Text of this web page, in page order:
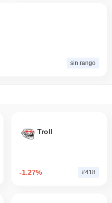
ha guadagnato
del mercato più ampio.
sin rango
Troll
-1.27% #418